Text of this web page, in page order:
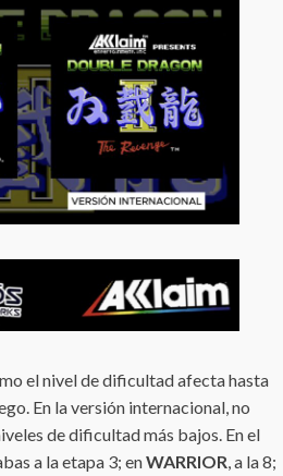
el nivel de dificultad afecta hasta
En la versión internacional, no
de dificultad más bajos. En el
a la etapa 3; enWARRIOR, a la 8;